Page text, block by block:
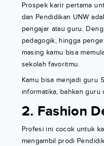
Prospek karir pertama
dan Pendidikan UNW
pengajar atau guru.
pedagogik, hingga
masing kamu bisa
sekolah favoritmu.
Kamu bisa menjadi guru
informatika, bahkan guru
2. Fashion
Profesi ini cocok untuk
mengambil prodi